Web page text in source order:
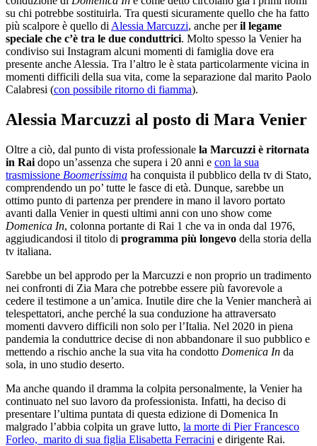
su chi potrebbe sostituirla. Tra questi sicuramente quello che ha fatto
più scalpore è quello di Alessia Marcuzzi, anche peril legame
speciale che c’è tra le due conduttrici. Molto spesso la Venier ha
condiviso sui Instagram alcuni momenti di famiglia dove era
presente anche Alessia. Tra l’altro le è stata particolarmente vicina in
momenti difficili della sua vita, come la separazione dal marito Paolo
Calabresi (con possibile ritorno di fiamma).
Alessia Marcuzzi al posto di Mara Venier
Oltre a ciò, dal punto di vista professionale la Marcuzzi è ritornata
in Rai dopo un’assenza che supera i 20 anni e con la sua
trasmissione Boomerissima ha conquista il pubblico della tv di Stato,
comprendendo un po’ tutte le fasce di età. Dunque, sarebbe un
ottimo punto di partenza per prendere in mano il lavoro portato
avanti dalla Venier in questi ultimi anni con uno show come
Domenica In, colonna portante di Rai 1 che va in onda dal 1976,
aggiudicandosi il titolo di programma più longevo della storia della
tv italiana.
Sarebbe un bel approdo per la Marcuzzi e non proprio un tradimento
nei confronti di Zia Mara che potrebbe essere più favorevole a
cedere il testimone a un’amica. Inutile dire che la Venier mancherà ai
telespettatori, anche perché la sua conduzione ha attraversato
momenti davvero difficili non solo per l’Italia. Nel 2020 in piena
pandemia la conduttrice decise di non abbandonare il suo pubblico e
mettendo a rischio anche la sua vita ha condotto Domenica In da
sola, in uno studio deserto.
Ma anche quando il dramma la colpita personalmente, la Venier ha
continuato nel suo lavoro da professionista. Infatti, ha deciso di
presentare l’ultima puntata di questa edizione di Domenica In
malgrado l’abbia colpita un grave lutto, la morte di Pier Francesco
Forleo, marito di sua figlia Elisabetta Ferracini e dirigente Rai.